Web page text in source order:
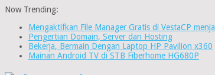
Now Trending:
Mengaktifkan File Manager Gratis di VestaCP
Pengertian Domain, Server dan Hosting
Bekerja, Bermain Dengan Laptop HP Pavilion x360
Mainan Android TV di STB Fiberhome HG680P